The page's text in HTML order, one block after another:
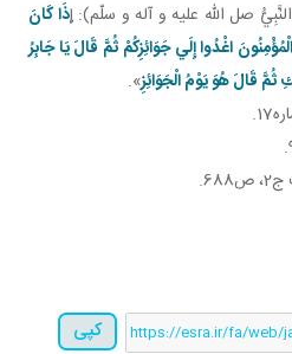
ِذَا كَانَ
اغْدُوا إِلَي جَوَائِزِكُمْ ثُمَّ قَالَ يَا جَابِرُ
ثُمَّ قَالَ هُوَ يَوْمُ الْجَوَائِزِ».
کپی